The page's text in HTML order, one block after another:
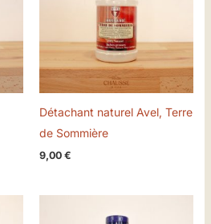
Détachant naturel Avel, Terre
de Sommière
9,00 €